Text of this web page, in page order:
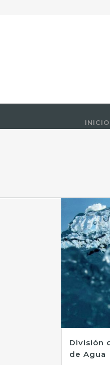
INICIO
División
de Agua